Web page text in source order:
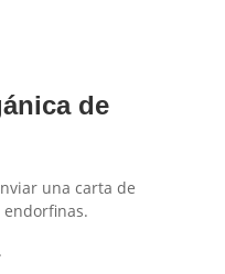
de
una carta de